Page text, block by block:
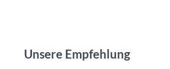
Unsere Empfehlung